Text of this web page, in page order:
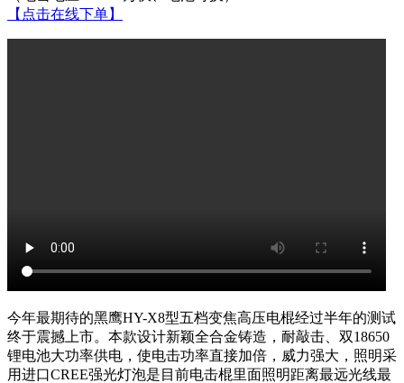
【点击在线下单】
今年最期待的黑鹰HY-X8型五档变焦高压电棍经过半年的测试
终于震撼上市。本款设计新颖全合金铸造，耐敲击、双18650
锂电池大功率供电，使电击功率直接加倍，威力强大，照明采
用进口CREE强光灯泡是目前电击棍里面照明距离最远光线最